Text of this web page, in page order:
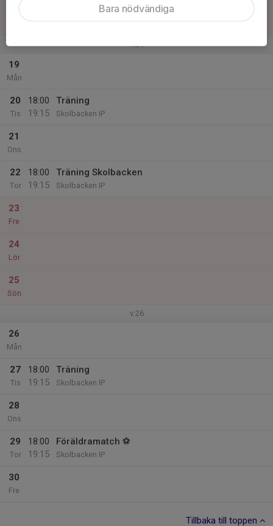
Hägglunds cup
v.25
19
Mån
20
Tis
18:00
19:15
Träning
Skolbacken IP
21
Ons
22
Tor
18:00
19:15
Träning Skolbacken
Skolbacken IP
23
Fre
24
Lör
25
Sön
v.26
26
Mån
27
Tis
18:00
19:15
Träning
Skolbacken IP
28
Ons
29
Tor
18:00
19:15
Föräldramatch ⚽️
Skolbacken IP
30
Fre
Tillbaka till toppen
Bara nödvändiga